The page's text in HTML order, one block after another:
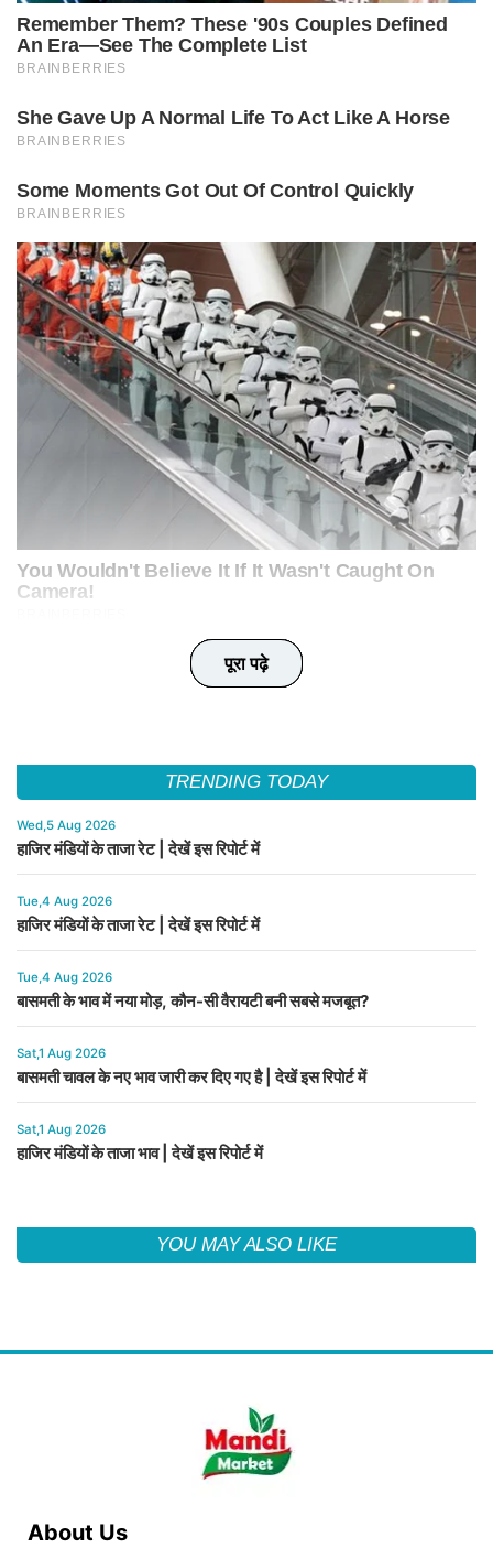
पूरा पढ़े
पूरा पढ़े
पूरा पढ़े
पूरा पढ़े
पूरा पढ़े
TRENDING TODAY
Wed,5 Aug 2026
हाजिर मंडियों के ताजा रेट | देखें इस रिपोर्ट में
Tue,4 Aug 2026
हाजिर मंडियों के ताजा रेट | देखें इस रिपोर्ट में
Tue,4 Aug 2026
बासमती के भाव में नया मोड़, कौन-सी वैरायटी बनी सबसे मजबूत?
Sat,1 Aug 2026
बासमती चावल के नए भाव जारी कर दिए गए है | देखें इस रिपोर्ट में
Sat,1 Aug 2026
हाजिर मंडियों के ताजा भाव | देखें इस रिपोर्ट में
YOU MAY ALSO LIKE
About Us